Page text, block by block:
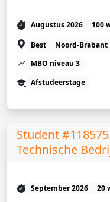
Augustus 2026 100
Best
Noord-Brabant
MBO niveau 3
Afstudeerstage
Student
Technische
September 2026 20